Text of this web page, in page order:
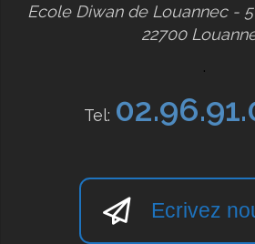
Ecole Diwan de Louannec -
22700
.
Tel:
Ecrivez